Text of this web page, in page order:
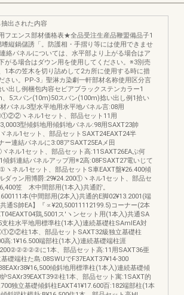
出された内容
フエンス部材価格表★全品受注生産品鞭盟備品子1
縦鍋儲誘「。防護相・手摺り等には使用できませ
絡パネルについては、水平部より上がる場合はア
がる場合はダウン用を使用してください。※3別売
1本の笠木を切り詰めして2カ所に使用する時に措
さい。PP-3」聖淋カ染劇一軒部材名称使用区分言
出し例梱包内容セビアブラックステンカラー1
、5スパン(10m)50スバン(100m)捻い出し例1拾い
パネル3型水平地用水平地パネル言:08用
ヽネル1セット、部品セット11用
型傾斜地用傾斜地パネル:98用SAXT23帥
ネル1セット、部品セットSAXT24EAXT24半
ー連結パネルに3:08アSAXT25EAメ田
ネル1セット、部品セット高:11SAXT26EAぷ何
傾斜連結パネルアップ用※2高:08FSAXT27電いじて
ヽネル1セット、部品セットS車EAXT盤¥26.400傾
ダゥン用博爵:29¥24.200①ヽネル1セット、部品セ
笠 木中間部用(1本入)共通貯。
本(中間部用(2本入)共通的E脚02¥13.2001(端
通S帥EA】『∝¥20,50011112199.5)コーナー(2本
鶏,5001ス′ヽンセット用(1本入)共通SA
支柱水平地用標準柱(1本入)連続基礎柱SAmlEA対
柱1本、部品セットSAXT32級独立基礎柱
高:1¥16.500端部柱(1本入)連続基礎端柱涯
に1本、部品セット高:11用SAXT36亜
基礎端柱た島:08SWUでF37EAXT37¥14‐300
傾斜地用標準柱(1本入)連続基礎傾
SAXr39EAXT39②柱1本、部品セット寓:1SAXT的
独立基礎傾斜柱EAXT41¥17.600百:182端部柱(1本